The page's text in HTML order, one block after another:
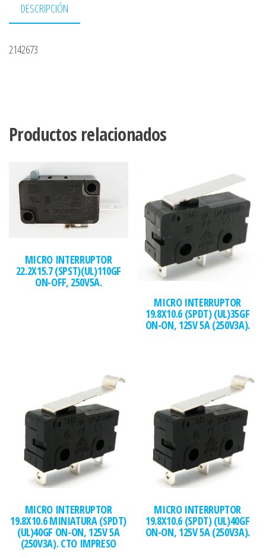
DESCRIPCIÓN
2142673
Productos relacionados
MICRO INTERRUPTOR
22.2X15.7 (SPST)(UL)110GF
ON-OFF, 250V5A.
MICRO INTERRUPTOR
19.8X10.6 (SPDT) (UL)35GF
ON-ON, 125V 5A (250V3A).
MICRO INTERRUPTOR
19.8X10.6 MINIATURA (SPDT)
(UL)40GF ON-ON, 125V 5A
(250V3A). CTO IMPRESO
MICRO INTERRUPTOR
19.8X10.6 (SPDT) (UL)40GF
ON-ON, 125V 5A (250V3A).